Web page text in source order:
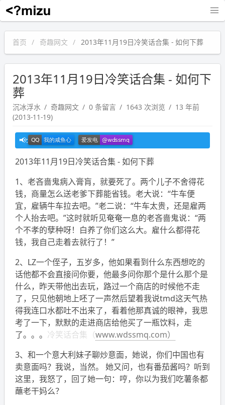
沉冰浮水
首页 奇趣网文 2013年11月19日冷笑话合集 - 如何下葬
2013年11月19日冷笑话合集 - 如何下
葬
沉冰浮水 奇趣网文 0 条留言 1643 次浏览
13 年前
(2013-11-19)
2013年11月19日冷笑话合集 - 如何下葬
1、老吝啬鬼病入膏肓，就要死了。两个儿子不舍得花
钱，商量怎么送老爹下葬能省钱。老大说：“牛车便
宜，雇辆牛车拉去吧。”老二说：“牛车太贵，还是雇两
个人抬去吧。”这时就听见奄奄一息的老吝啬鬼说：“两
个不孝的孽种呀！白养了你们这么大。雇什么都得花
钱，我自己走着去就行了！”
2、LZ一个侄子，五岁多，他如果看到什么东西想吃的
话他都不会直接问你要，他最多问你那个是什么那个是
什么，昨天带他出去玩，路过一个商店的时候他不走
了，只见他朝地上呸了一声然后望着我说tmd这天气热
得我连口水都吐不出来了，看着他那真诚的眼神，我思
考了一下，默默的走进商店给他买了一瓶饮料，走
了。。。 冷笑话合集（www.wdssmq.com）
3、和一个意大利妹子聊炒意面，她说，你们中国也有
卖意面吗？我说，当然。 她又问，也有番茄酱吗？听到
这里，我怒了，回了她一句：哼，你以为我们吃薯条都
蘸老干妈么？